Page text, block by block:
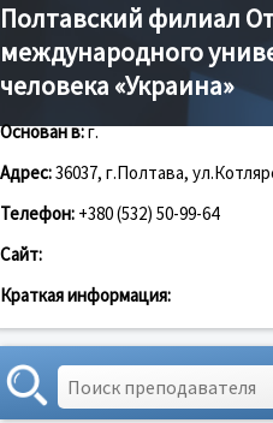
Полтавский филиал
международного
человека «Украина»
Основан в:г.
Адрес:36037, г.Полтава,
Телефон: +380 (532) 50-99-64
Сайт:
Краткая информация: